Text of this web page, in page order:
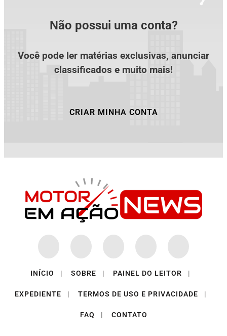
Não possui uma conta?
Você pode ler matérias exclusivas, anunciar
classificados e muito mais!
CRIAR MINHA CONTA
INÍCIO | SOBRE | PAINEL DO LEITOR |
EXPEDIENTE | TERMOS DE USO E PRIVACIDADE |
FAQ | CONTATO